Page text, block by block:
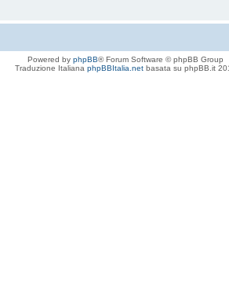
Powered by phpBB® Forum Software © phpBB Group
Traduzione Italiana phpBBItalia.netbasata su phpBB.it